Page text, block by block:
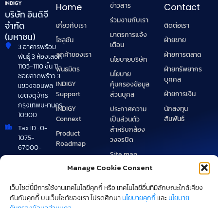
Manage Cookie Consent
เว็บไชต์นี้มีการใช้งานเทคโนโลยีคุกกี้ หรือ เทคโนโลยีอื่นที่มีลักษณะใกล้เคียง
กันกับคุกกี้ บนเว็บไซต์ของเรา โปรดศึกษานโยบายคุกกี้และ นโยบาย
บริษัท อินดิจี
จำกัด
(มหาชน)
3 อาคารพร้อม
พันธุ์ 3 ห้องเลขที่
1105-1110 ชั้น 11
ซอยลาดพร้าว 3
แขวงจอมพล
เขตจตุจักร
กรุงเทพมหานคร
10900
Tax ID : 0-
1075-
67000-
49-0
webcentral@indigy.com
Home
เกี่ยวกับเรา
โซลูชัน
ลูกค้าของเรา
พันธมิตร
INDIGY
Support
INDIGY
Connext
Product
Roadmap
ข่าวสาร
ร่วมงานกับเรา
มาตรการแจ้ง
เตือน
นโยบายบริษัท
นโยบาย
คุ้มครองข้อมูล
ส่วนบุคล
ประกาศความ
เป็นส่วนตัว
สำหรับกล้อง
วงจรปิด
Site map
Brand
Contact
ติดต่อเรา
ฝ่ายขาย
ฝ่ายการตลาด
ฝ่ายทรัพยากร
บุคคล
ฝ่ายการเงิน
นักลงทุน
สัมพันธ์